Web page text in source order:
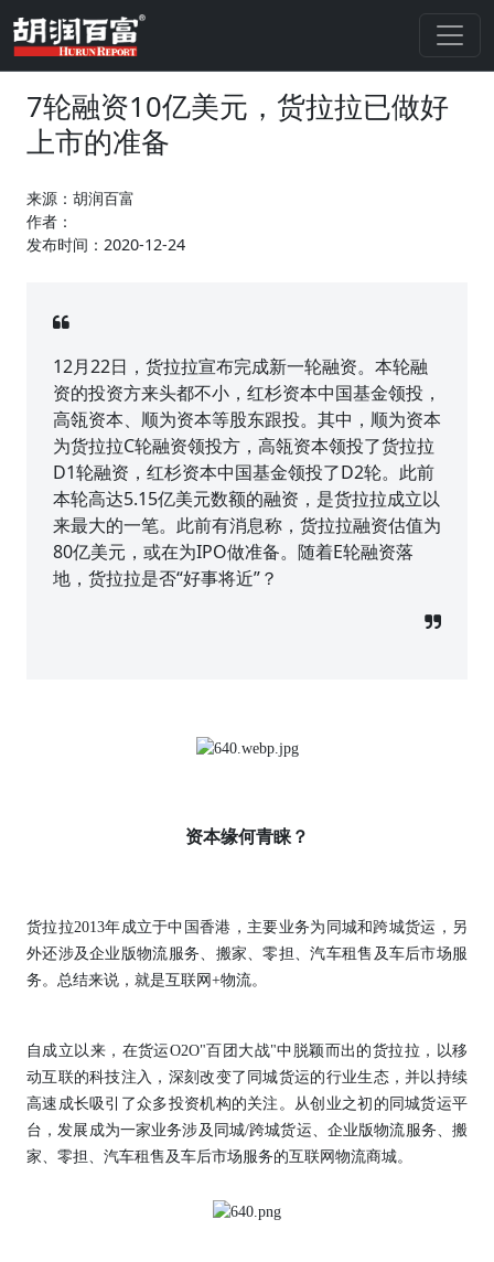
7轮融资10亿美元，货拉拉已做好
上市的准备
来源：胡润百富
作者：
发布时间：2020-12-24
12月22日，货拉拉宣布完成新一轮融资。本轮融
资的投资方来头都不小，红杉资本中国基金领投，
高瓴资本、顺为资本等股东跟投。其中，顺为资本
为货拉拉C轮融资领投方，高瓴资本领投了货拉拉
D1轮融资，红杉资本中国基金领投了D2轮。此前
本轮高达5.15亿美元数额的融资，是货拉拉成立以
来最大的一笔。此前有消息称，货拉拉融资估值为
80亿美元，或在为IPO做准备。随着E轮融资落
地，货拉拉是否“好事将近”？
资本缘何青睐？
货拉拉2013年成立于中国香港，主要业务为同城和跨城货运，另
外还涉及企业版物流服务、搬家、零担、汽车租售及车后市场服
务。总结来说，就是互联网+物流。
自成立以来，在货运O2O"百团大战"中脱颖而出的货拉拉，以移
动互联的科技注入，深刻改变了同城货运的行业生态，并以持续
高速成长吸引了众多投资机构的关注。从创业之初的同城货运平
台，发展成为一家业务涉及同城/跨城货运、企业版物流服务、搬
家、零担、汽车租售及车后市场服务的互联网物流商城。